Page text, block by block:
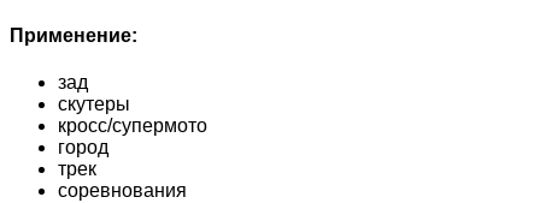
Применение:
зад
скутеры
кросс/супермото
город
трек
соревнования